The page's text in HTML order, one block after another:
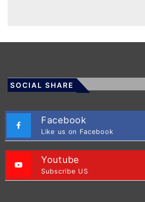
SOCIAL SHARE
Facebook
Like us on Facebook
Youtube
Subscribe US